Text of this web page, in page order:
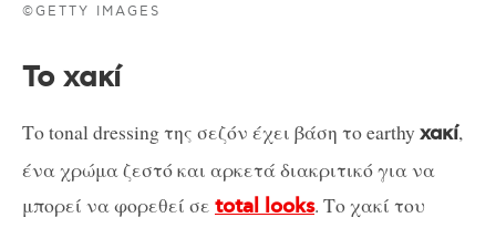
©GETTY IMAGES
Το χακί
Το tonal dressing της σεζόν έχει βάση το earthy χακί,
ένα χρώμα ζεστό και αρκετά διακριτικό για να
μπορεί να φορεθεί σε total looks. Το χακί του